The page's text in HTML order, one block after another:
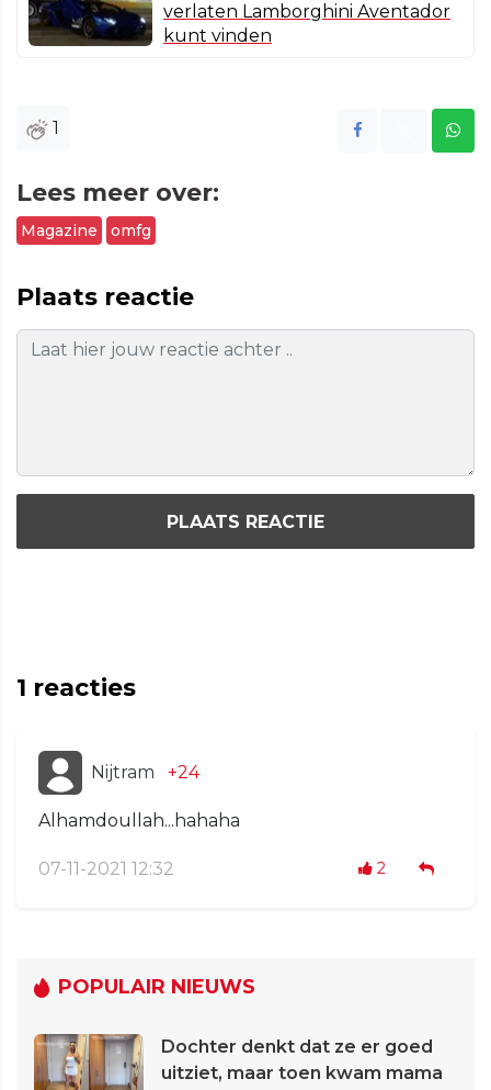
verlaten Lamborghini Aventador
kunt vinden
1
Lees meer over:
Magazine omfg
Plaats reactie
PLAATS REACTIE
1 reacties
Nijtram +24
Alhamdoullah...hahaha
07-11-2021 12:32 2
POPULAIR NIEUWS
Dochter denkt dat ze er goed
uitziet, maar toen kwam mama